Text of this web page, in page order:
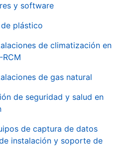
y software
plástico
de climatización en
de gas natural
de seguridad y salud en
de captura de datos
instalación y soporte de